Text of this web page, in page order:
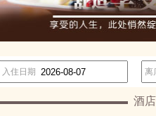
入住日期 离
酒